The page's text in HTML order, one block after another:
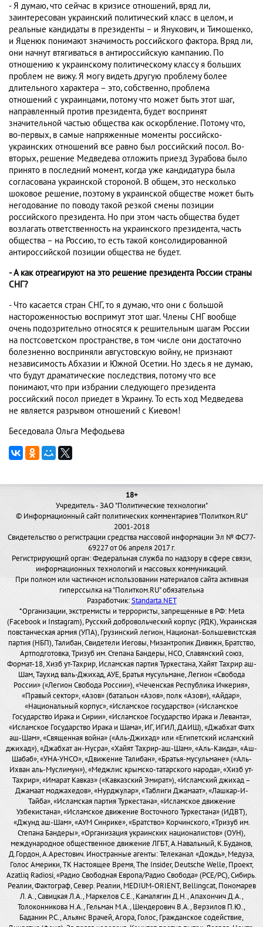
- Я думаю, что сейчас в кризисе отношений, вряд ли,
заинтересован украинский политический класс в целом, и
реальные кандидаты в президенты – и Янукович, и Тимошенко,
и Яценюк понимают значимость российского фактора. Вряд ли,
они начнут втягиваться в антироссийскую кампанию. По
отношению к украинскому политическому классу я больших
проблем не вижу. Я могу видеть другую проблему более
длительного характера – это, собственно, проблема
отношений с украинцами, потому что может быть этот шаг,
направленный против президента, будет воспринят
значительной частью общества как оскорбление. Потому что,
во-первых, в самые напряженные моменты российско-
украинских отношений все равно был российский посол. Во-
вторых, решение Медведева отложить приезд Зурабова было
принято в последний момент, когда уже кандидатура была
согласована украинской стороной. В общем, это несколько
шоковое решение, поэтому в украинской обществе может быть
негодование по поводу такой резкой смены позиции
российского президента. Но при этом часть общества будет
возлагать ответственность на украинского президента, часть
общества – на Россию, то есть такой консолидированной
антироссийской позиции общества не будет.
- А как отреагируют на это решение президента России страны
СНГ?
- Что касается стран СНГ, то я думаю, что они с большой
настороженностью воспримут этот шаг. Члены СНГ вообще
очень подозрительно относятся к решительным шагам России
на постсоветском пространстве, в том числе они достаточно
болезненно восприняли августовскую войну, не признают
независимость Абхазии и Южной Осетии. Но здесь я не думаю,
что будут драматические последствия, потому что все
понимают, что при избрании следующего президента
российский посол приедет в Украину. То есть ход Медведева
не является разрывом отношений с Киевом!
Беседовала Ольга Мефодьева
18+
Учредитель - ЗАО "Политические технологии"
© Информационный сайт политических комментариев "Политком.RU"
2001-2018
Свидетельство о регистрации средства массовой информации Эл № ФС77-
69227 от 06 апреля 2017 г.
Регистрирующий орган: Федеральная служба по надзору в сфере связи,
информационных технологий и массовых коммуникаций.
При полном или частичном использовании материалов сайта активная
гиперссылка на "Политком.RU" обязательна
Разработчик:Standarta.NET
*Организации, экстремисты и террористы, запрещенные в РФ: Meta
(Facebook и Instagram), Русский добровольческий корпус (РДК), Украинская
повстанческая армия (УПА), Грузинский легион, Национал-Большевистская
партия (НБП), Талибан, Свидетели Иеговы, Мизантропик Дивижн, Братство,
Артподготовка, Тризуб им. Степана Бандеры, НСО, Славянский союз,
Формат-18, Хизб ут-Тахрир, Исламская партия Туркестана, Хайят Тахрир аш-
Шам, Таухид валь-Джихад, АУЕ, Братья мусульмане, Легион «Свобода
России» («Легион Свобода России»), «Чеченская Республика Ичкерия»,
«Правый сектор», «Азов» (батальон «Азов», полк «Азов»), «Айдар»,
«Национальный корпус», «Исламское государство» («Исламское
Государство Ирака и Сирии», «Исламское Государство Ирака и Леванта»,
«Исламское Государство Ирака и Шама», ИГ, ИГИЛ, ДАИШ), «Джабхат Фатх
аш-Шам», «Священная война» («Аль-Джихад» или «Египетский исламский
джихад»), «Джабхат ан-Нусра», «Хайят Тахрир-аш-Шам», «Аль-Каида», «Аш-
Шабаб», «УНА-УНСО», «Движение Талибан», «Братья-мусульмане» («Аль-
Ихван аль-Муслимун»), «Меджлис крымско-татарского народа», «Хизб ут-
Тахрир», «Имарат Кавказ» («Кавказский Эмират»), «Исламский джихад –
Джамаат моджахедов», «Нурджулар», «Таблиги Джамаат», «Лашкар-И-
Тайба», «Исламская партия Туркестана», «Исламское движение
Узбекистана», «Исламское движение Восточного Туркестана» (ИДВТ),
«Джунд аш-Шам», «АУМ Синрике», «Братство» Корчинского, «Тризуб им.
Степана Бандеры», «Организация украинских националистов» (ОУН),
международное общественное движение ЛГБТ, А.Навальный, К.Буданов,
Д.Гордон, А.Арестович. Иностранные агенты: Телеканал «Дождь», Медуза,
Голос Америки, ТК Настоящее Время, The Insider, Deutsche Welle, Проект,
Azatliq Radiosi, «Радио Свободная Европа/Радио Свобода» (PCE/PC), Сибирь.
Реалии, Фактограф, Север. Реалии, MEDIUM-ORIENT, Bellingcat, Пономарев
Л. А., Савицкая Л.А., Маркелов С.Е., Камалягин Д.Н., Апахончич Д.А.,
Толоконникова Н.А., Гельман М.А., Шендерович В.А., Верзилов П.Ю.,
Баданин Р.С., Альянс Врачей, Агора, Голос, Гражданское содействие,